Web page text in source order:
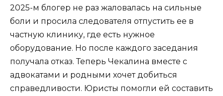
2025-м блогер не раз жаловалась на сильные
боли и просила следователя отпустить ее в
частную клинику, где есть нужное
оборудование. Но после каждого заседания
получала отказ. Теперь Чекалина вместе с
адвокатами и родными хочет добиться
справедливости. Юристы помогли ей составить